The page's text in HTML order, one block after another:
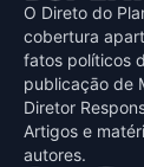
O Direto do
cobertura
fatos políticos
publicaçāo de
Diretor
Artigos e
autores.